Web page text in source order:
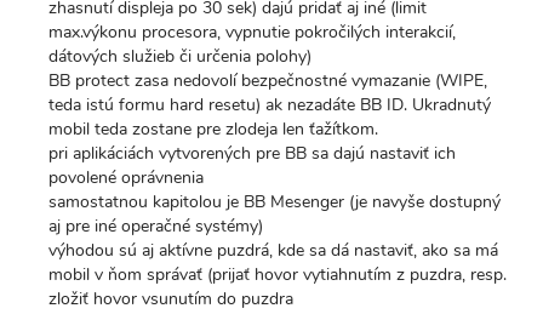
zhasnutí displeja po 30 sek) dajú pridať aj iné (limit
max.výkonu procesora, vypnutie pokročilých interakcií,
dátových služieb či určenia polohy)
BB protect zasa nedovolí bezpečnostné vymazanie (WIPE,
teda istú formu hard resetu) ak nezadáte BB ID. Ukradnutý
mobil teda zostane pre zlodeja len ťažítkom.
pri aplikáciách vytvorených pre BB sa dajú nastaviť ich
povolené oprávnenia
samostatnou kapitolou je BB Mesenger (je navyše dostupný
aj pre iné operačné systémy)
výhodou sú aj aktívne puzdrá, kde sa dá nastaviť, ako sa má
mobil v ňom správať (prijať hovor vytiahnutím z puzdra, resp.
zložiť hovor vsunutím do puzdra